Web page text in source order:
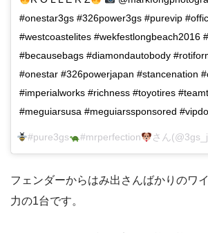
#onestar3gs #326power3gs #purevip
#westcoastelites #wekfestlongbeach2016
#becausebags #diamondautobody
#onestar #326powerjapan #stancenation
#imperialworks #richness #toyotires
#meguiarsusa #meguiarssponsored
#pure3gs #mrperfection さん
フェンダーからはみ出さんばかりのワ
力の1台です。